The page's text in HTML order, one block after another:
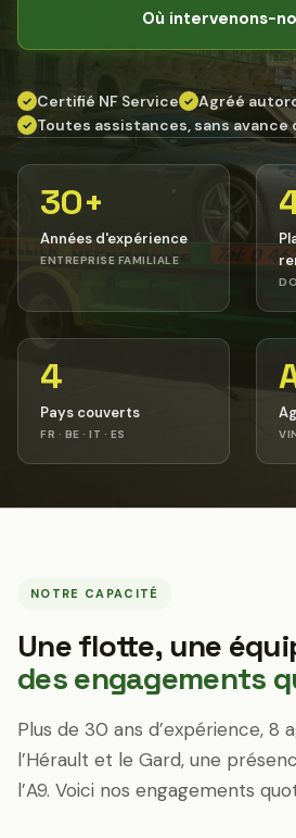
Où intervenons-
✓ Certifié NF Service ✓ Agréé
✓ Toutes assistances, sans avance
30+
Années d'expérience
ENTREPRISE FAMILIALE
4
Pays couverts
FR · BE · IT · ES
NOTRE CAPACITÉ
Une flotte, une
des engagements
Plus de 30 ans d’expérience, 8
l’Hérault et le Gard, une
l’A9. Voici nos engagements